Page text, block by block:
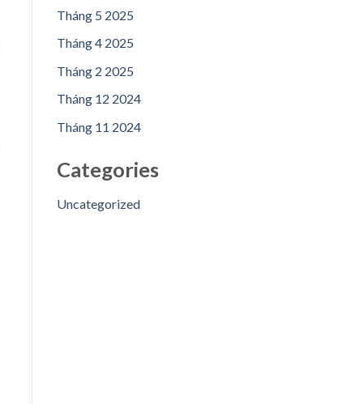
Tháng 5 2025
Tháng 4 2025
Tháng 2 2025
Tháng 12 2024
Tháng 11 2024
Categories
Uncategorized